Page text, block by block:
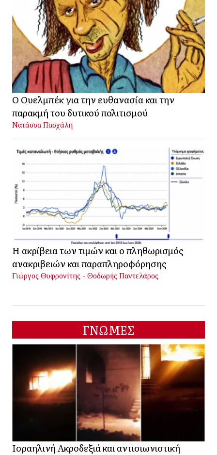
Ο Ουελμπέκ για την ευθανασία και την
παρακμή του δυτικού πολιτισμού
Νατάσσα Πασχάλη
Η ακρίβεια των τιμών και ο πληθωρισμός
ανακριβειών και παραπληροφόρησης
Γιώργος Θυφρονίτης - Θοδωρής Παντελάρος
ΓΝΩΜΕΣ
Ισραηλινή Ακροδεξιά και αντισιωνιστική